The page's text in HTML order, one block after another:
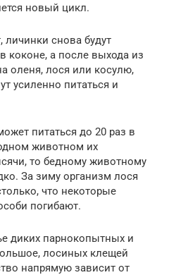
новый цикл.
личинки снова будут
коконе, а после выхода из
оленя, лося или косулю,
усиленно питаться и
питаться до 20 раз в
животном их
то бедному животному
За зиму организм лося
что некоторые
погибают.
диких парнокопытных и
лосиных клещей
напрямую зависит от